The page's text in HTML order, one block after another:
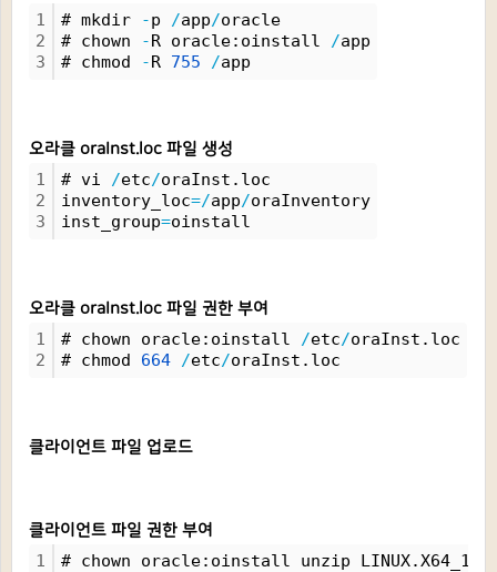
1
2
3
# mkdir -p /app/oracle
# chown
-R oracle:oinstall /app
# chmod
-R 755 /app
오라클 oraInst.loc 파일 생성
1
2
3
# vi /etc/oraInst.loc
inventory_loc=/app/oraInventory
inst_group=oinstall
오라클 oraInst.loc 파일 권한 부여
1
2
# chown oracle:oinstall /etc/oraInst.loc
# chmod 664 /etc/oraInst.loc
클라이언트 파일 업로드
클라이언트 파일 권한 부여
1 # chown oracle:oinstall unzip